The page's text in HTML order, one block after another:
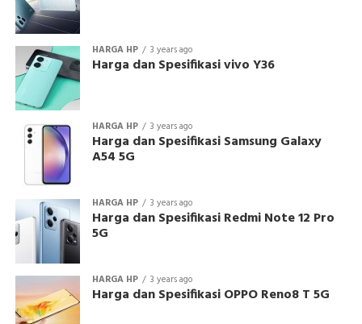
HARGA HP 3 years ago
Harga dan Spesifikasi vivo Y36
HARGA HP 3 years ago
Harga dan Spesifikasi Samsung Galaxy
A54 5G
HARGA HP 3 years ago
Harga dan Spesifikasi Redmi Note 12 Pro
5G
HARGA HP 3 years ago
Harga dan Spesifikasi OPPO Reno8 T 5G